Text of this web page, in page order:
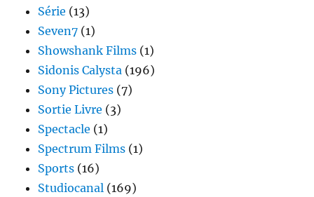
Série (13)
Seven7 (1)
Showshank Films (1)
Sidonis Calysta (196)
Sony Pictures (7)
Sortie Livre (3)
Spectacle (1)
Spectrum Films (1)
Sports (16)
Studiocanal (169)